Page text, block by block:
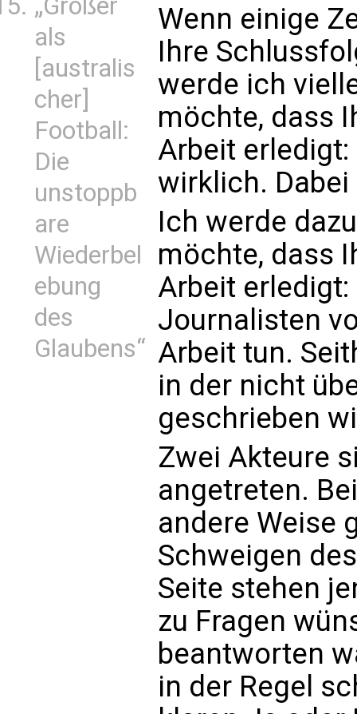
„Größer
als
[australis
cher]
Football:
Die
unstoppb
are
Wiederbel
ebung
des
Glaubens“
Wenn einige
Ihre
werde ich
möchte, dass
Arbeit
wirklich. Dabei
Ich werde
möchte, dass
Arbeit
Journalisten
Arbeit tun.
in der nicht
geschrieben
Zwei Akteure
angetreten.
andere Weise
Schweigen
Seite stehen
zu Fragen
beantworten
in der Regel